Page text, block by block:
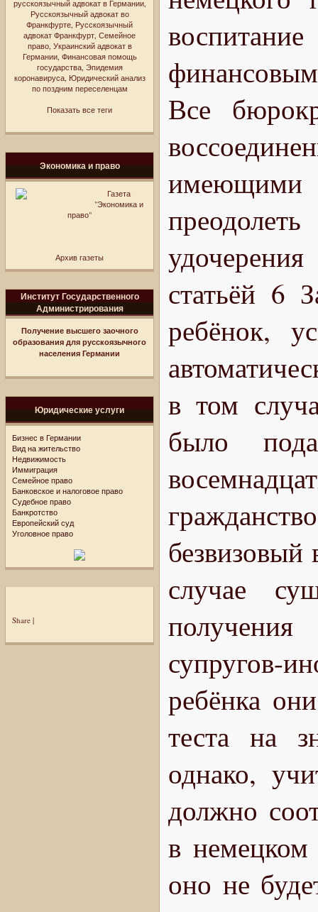
русскоязычный адвокат в Германии,
Русскоязычный адвокат во
Франкфурте, Русскоязычный
адвокат Франкфурт, Семейное
право, Украинский адвокат в
Германии, Финансовая помощь
государства, Эпидемия
коронавируса, Юридический анализ
по поздним переселенцам
Показать все теги
Экономика и право
Газета
"Экономика и
право"
Архив газеты
Институт Государственного
Администрирования
Получение высшего заочного
образования для русскоязычного
населения Германии
Юридические услуги
Бизнес в Германии
Вид на жительство
Недвижимость
Иммиграция
Семейное право
Банковское и налоговое право
Судебное право
Банкротство
Европейский суд
Уголовное право
Share |
Все
имеющими
статьёй 6
ребёнок,
в том
было
случае
супругов-
ребёнка
теста на
однако,
должно
в немецком
оно не